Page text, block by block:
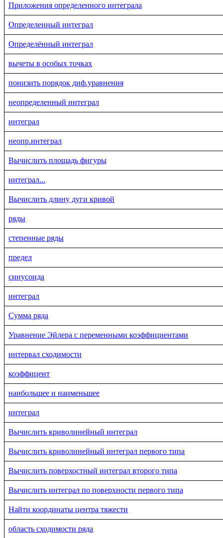
Приложения определенного интеграла
Определенный интеграл
Определённый интеграл
вычеты в особых точках
понизить порядок диф.уравнения
неопределенный интеграл
интеграл
неопр.интеграл
Вычислить площадь фигуры
интеграл...
Вычислить длину дуги кривой
ряды
степенные ряды
предел
синусоида
интеграл
Сумма ряда
Уравнение Эйлера с переменными коэффициентами
интервал сходимости
коэффицент
наибольшее и наименьшее
интеграл
Вычислить криволинейный интеграл
Вычислить криволинейный интеграл первого типа
Вычислить поверхостный интеграл второго типа
Вычислить интеграл по поверхности первого типа
Найти координаты центра тяжести
область сходимости ряда